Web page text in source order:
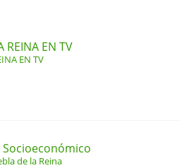
REINA EN TV
EN TV
de la Reina